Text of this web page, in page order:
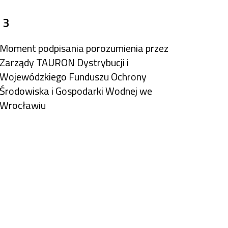
Moment podpisania porozumienia przez
Zarządy TAURON Dystrybucji i
Wojewódzkiego Funduszu Ochrony
Środowiska i Gospodarki Wodnej we
Wrocławiu